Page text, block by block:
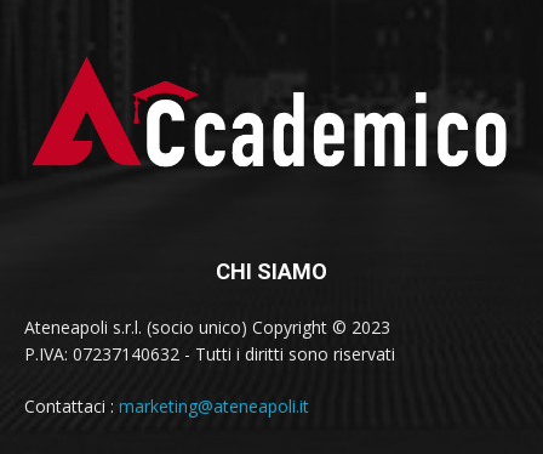
CHI SIAMO
Ateneapoli s.r.l. (socio unico) Copyright © 2023
P.IVA: 07237140632 - Tutti i diritti sono riservati
Contattaci : marketing@ateneapoli.it